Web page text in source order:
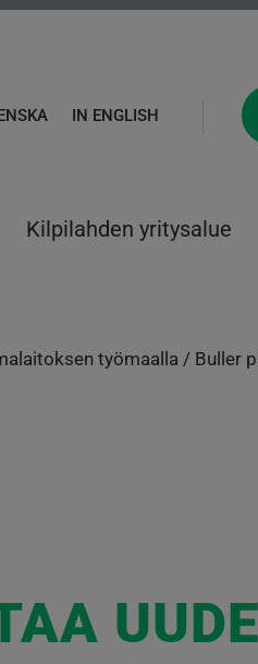
IN ENGLISH
Kilpilahden yritysalue
työmaalla / Buller